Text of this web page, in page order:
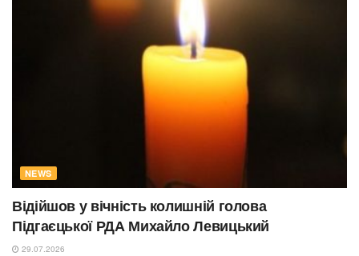
NEWS
Відійшов у вічність колишній голова
Підгаєцької РДА Михайло Левицький
29.07.2026